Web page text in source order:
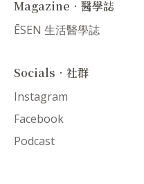
Magazine．醫學誌
ĒSEN 生活醫學誌
Socials．社群
Instagram
Facebook
Podcast